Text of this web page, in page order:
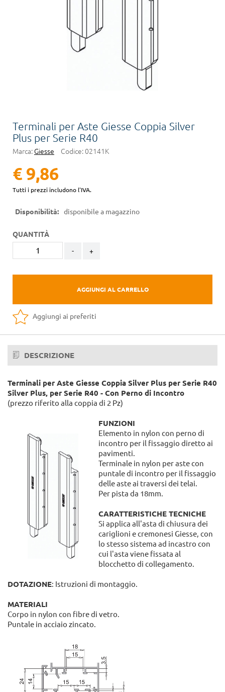
Terminali per Aste Giesse Coppia Silver
Plus per Serie R40
Marca: Giesse Codice:02141K
€ 9,86
Tutti i prezzi includono l'IVA.
Disponibilità: disponibile a magazzino
QUANTITÀ
- +
AGGIUNGI AL CARRELLO
Aggiungi ai preferiti
DESCRIZIONE
Terminali per Aste Giesse Coppia Silver Plus per Serie R40
Silver Plus, per Serie R40 - Con Perno di Incontro
(prezzo riferito alla coppia di 2 Pz)
FUNZIONI
Elemento in nylon con perno di
incontro per il fissaggio diretto ai
pavimenti.
Terminale in nylon per aste con
puntale di incontro per il fissaggio
delle aste ai traversi dei telai.
Per pista da 18mm.
CARATTERISTICHE TECNICHE
Si applica all'asta di chiusura dei
cariglioni e cremonesi Giesse, con
lo stesso sistema ad incastro con
cui l'asta viene fissata al
blocchetto di collegamento.
DOTAZIONE: Istruzioni di montaggio.
MATERIALI
Corpo in nylon con fibre di vetro.
Puntale in acciaio zincato.